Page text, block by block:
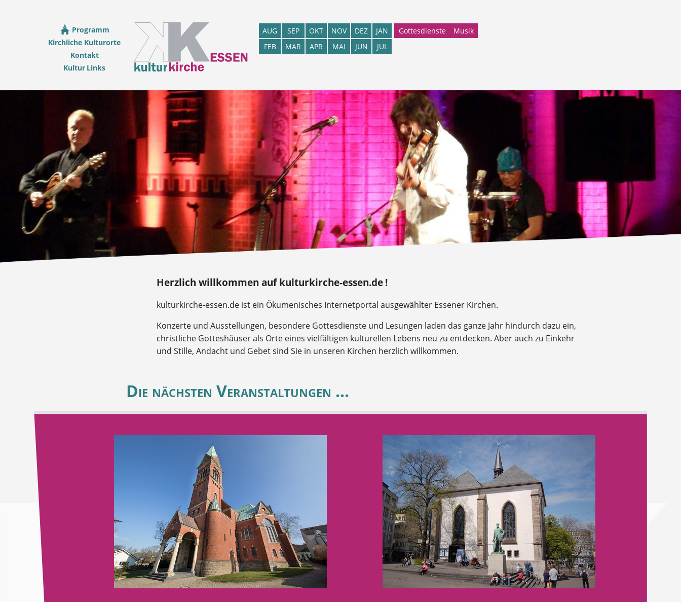
Programm
Kirchliche Kulturorte
Kontakt
Kultur Links
AUG SEP OKT NOV DEZ
JAN
FEB
MAR APR MAI JUN JUL
Gottesdienste Musik
Herzlich willkommen auf kulturkirche-essen.de !
kulturkirche-essen.de ist ein Ökumenisches Internetportal ausgewählter Essener Kirchen.
Konzerte und Ausstellungen, besondere Gottesdienste und Lesungen laden das ganze Jahr hindurch dazu ein,
christliche Gotteshäuser als Orte eines vielfältigen kulturellen Lebens neu zu entdecken. Aber auch zu Einkehr
und Stille, Andacht und Gebet sind Sie in unseren Kirchen herzlich willkommen.
Die nächsten Veranstaltungen ...